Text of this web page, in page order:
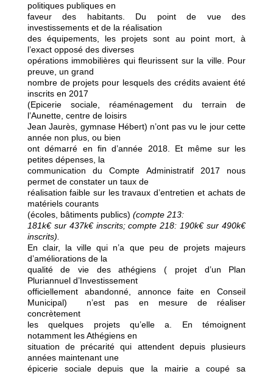
politiques publiques en
faveur des habitants. Du point de vue des
investissements et de la réalisation
des équipements, les projets sont au point mort, à
l’exact opposé des diverses
opérations immobilières qui fleurissent sur la ville. Pour
preuve, un grand
nombre de projets pour lesquels des crédits avaient été
inscrits en 2017
(Epicerie sociale, réaménagement du terrain de
l’Aunette, centre de loisirs
Jean Jaurès, gymnase Hébert) n’ont pas vu le jour cette
année non plus, ou bien
ont démarré en fin d’année 2018. Et même sur les
petites dépenses, la
communication du Compte Administratif 2017 nous
permet de constater un taux de
réalisation faible sur les travaux d’entretien et achats de
matériels courants
(écoles, bâtiments publics) (compte 213:
181k€ sur 437k€ inscrits; compte 218: 190k€ sur 490k€
inscrits).
En clair, la ville qui n’a que peu de projets majeurs
d’améliorations de la
qualité de vie des athégiens ( projet d’un Plan
Pluriannuel d’Investissement
officiellement abandonné, annonce faite en Conseil
Municipal)
n’est pas en mesure de réaliser
concrètement
les quelques projets qu’elle a. En témoignent
notamment les Athégiens en
situation de précarité qui attendent depuis plusieurs
années maintenant une
épicerie sociale depuis que la mairie a coupé sa